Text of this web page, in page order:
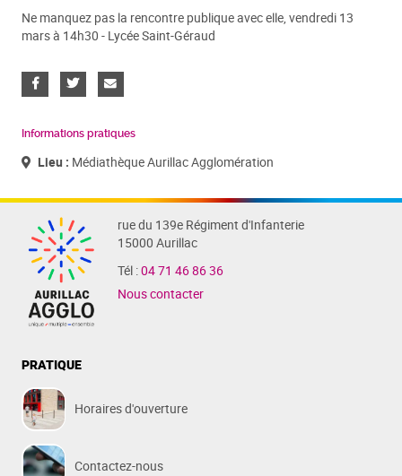
Ne manquez pas la rencontre publique avec elle, vendredi 13
mars à 14h30 - Lycée Saint-Géraud
Informations pratiques
Lieu : Médiathèque Aurillac Agglomération
rue du 139e Régiment d'Infanterie
15000 Aurillac
Tél :04 71 46 86 36
Nous contacter
PRATIQUE
Horaires d'ouverture
Contactez-nous